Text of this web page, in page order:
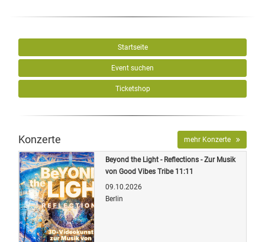
Startseite
Event suchen
Ticketshop
Konzerte mehr Konzerte
Beyond the Light - Reflections - Zur Musik
von Good Vibes Tribe 11:11
09.10.2026
Berlin